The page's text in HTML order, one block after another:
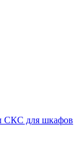
СКС для шкафов